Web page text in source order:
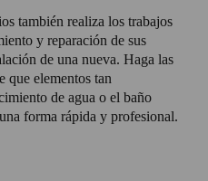
también realiza los trabajos
y reparación de sus
de una nueva. Haga las
que elementos tan
de agua o el baño
forma rápida y profesional.